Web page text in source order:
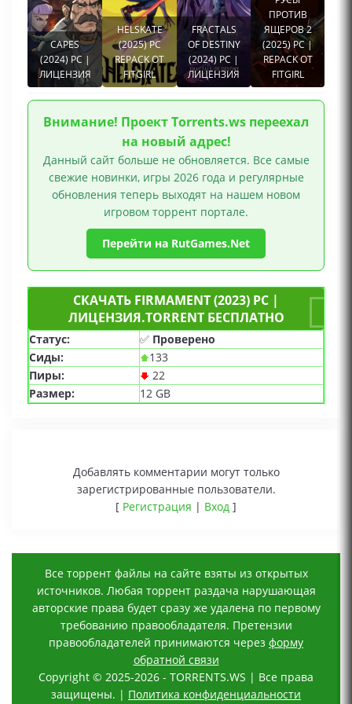
CAPES
(2024) PC |
ЛИЦЕНЗИЯ
HELSKATE
(2025) PC
REPACK ОТ
FITGIRL
FRACTALS
OF DESTINY
(2024) PC |
ЛИЦЕНЗИЯ
ПРОТИВ
ЯЩЕРОВ 2
(2025) PC |
REPACK ОТ
FITGIRL
Внимание! Проект Torrents.ws переехал
на новый адрес!
Данный сайт больше не обновляется. Все самые
свежие новинки, игры 2026 года и регулярные
обновления теперь выходят на нашем новом
игровом торрент портале.
Перейти на RutGames.Net
СКАЧАТЬ FIRMAMENT (2023) PC |
ЛИЦЕНЗИЯ.TORRENT БЕСПЛАТНО
Статус: ✅ Проверено
Сиды:
133
Пиры:
22
Размер:
12 GB
Добавлять комментарии могут только
зарегистрированные пользователи.
[ Регистрация | Вход ]
Все торрент файлы на сайте взяты из открытых
источников. Любая торрент раздача нарушающая
авторские права будет сразу же удалена по первому
требованию правообладателя. Претензии
правообладателей принимаются через форму
обратной связи
Copyright © 2025-2026 - TORRENTS.WS | Все права
защищены. | Политика конфиденциальности